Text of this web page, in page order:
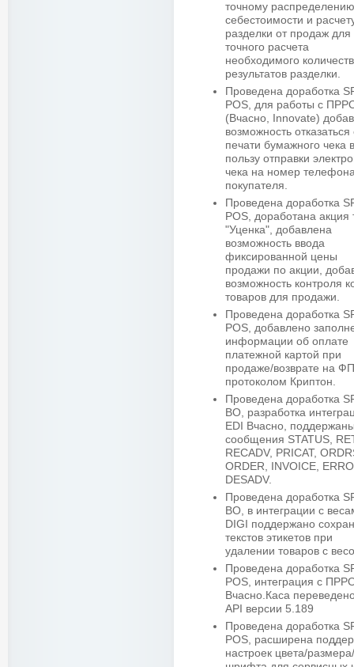
точному распределению
себестоимости и
разделки от продаж для
точного расчета
необходимого
результатов разделки.
Проведена доработка
POS, для работы с
(Вчасно, Innovate)
возможность отказаться
печати бумажного чека в
пользу отправки
чека на номер
покупателя.
Проведена доработка
POS, доработана акция
"Уценка", добавлена
возможность ввода
фиксированной цены
продажи по акции,
возможность контроля
товаров для продажи.
Проведена доработка
POS, добавлено
информации об оплате
платежной картой при
продаже/возврате на
протоколом Криптон.
Проведена доработка
BO, разработка
EDI Вчасно,
сообщения STATUS,
RECADV, PRICAT,
ORDER, INVOICE,
DESADV.
Проведена доработка
BO, в интеграции с
DIGI поддержано
текстов этикетов при
удалении товаров с
Проведена доработка
POS, интеграция с
Вчасно.Каса
API версии 5.189
Проведена доработка
POS, расширена
настроек цвета/размера/